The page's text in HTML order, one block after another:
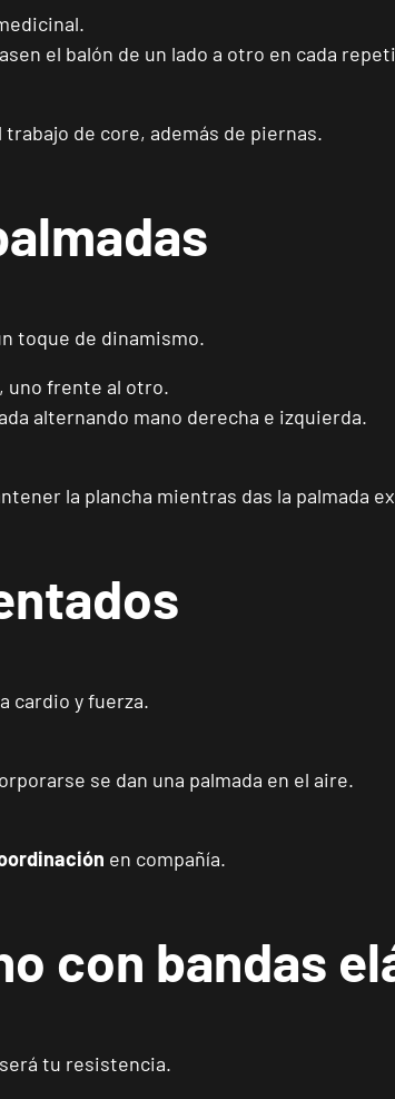
APERTURA PRÓXIMAMENTE
APERTURA PRÓXIMAMENTE
s/n, Andújar, Jaén.
VISITAR
7, Reus, Tarragona
7, Getafe, Madrid
el balón de un lado a otro en cada
de core, además de piernas.
toque de dinamismo.
uno frente al otro.
alternando mano derecha e izquierda.
la plancha mientras das la palmada
cardio y fuerza.
se dan una palmada en el aire.
en compañía.
con bandas
tu resistencia.